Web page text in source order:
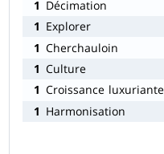
1 Décimation
1 Explorer
1 Cherchauloin
1 Culture
1 Croissance luxuriante
1 Harmonisation